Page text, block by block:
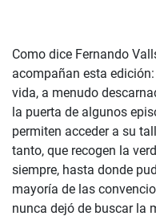
Como dice Fernando
acompañan esta
vida, a menudo
la puerta de algunos
permiten acceder a su
tanto, que recogen la
siempre, hasta donde
mayoría de las
nunca dejó de buscar la